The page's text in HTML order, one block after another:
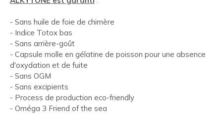
- Sans huile de foie de chimère
- Indice Totox bas
- Sans arrière-goût
- Capsule molle en gélatine de poisson pour une absence
d'oxydation et de fuite
- Sans OGM
- Sans excipients
- Process de production eco-friendly
- Oméga 3 Friend of the sea